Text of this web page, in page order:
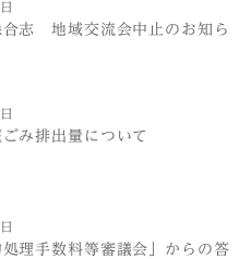
合志 地域交流会中止のお知ら
み排出量について
処理手数料等審議会」からの答